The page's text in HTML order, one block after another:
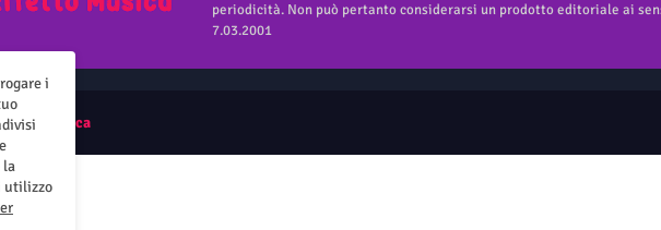
periodicità. Non può pertanto considerarsi un prodotto editoriale ai
7.03.2001
Musica
i
la
utilizzo